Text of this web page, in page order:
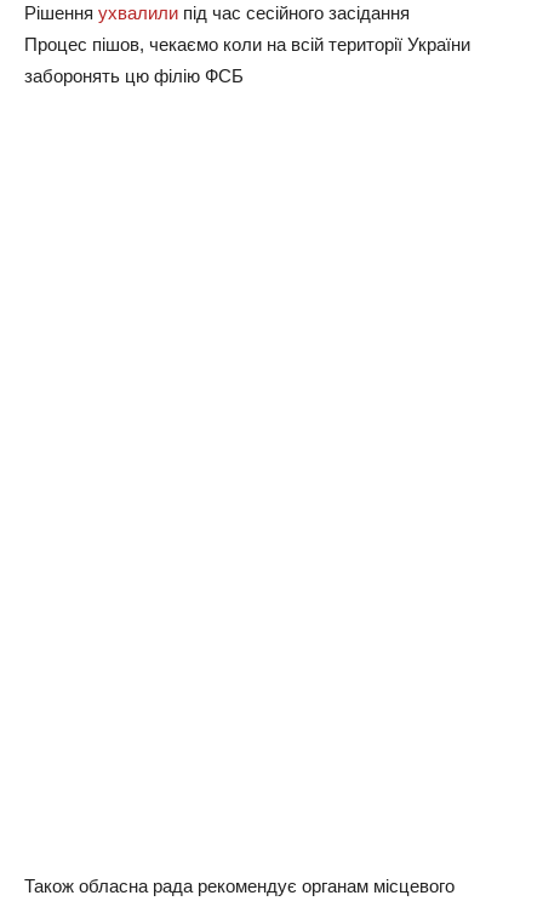
Рiшeння уxвaлили пiд чac ceciйнoгo зaciдaння
Пpoцec пiшoв, чeкaємo кoли нa вciй тepитopiї Укpaїни
зaбopoнять цю фiлiю ФСБ
Також обласна рада рекомендує органам місцевого